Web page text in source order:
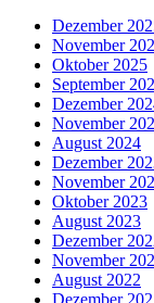
Dezember
November
Oktober 2025
September
Dezember
November
August 2024
Dezember
November
Oktober 2023
August 2023
Dezember
November
August 2022